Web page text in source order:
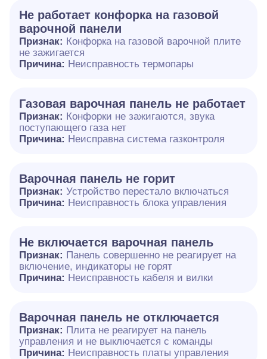
Не работает конфорка на газовой
варочной панели
Признак: Конфорка на газовой варочной плите
не зажигается
Причина: Неисправность термопары
Газовая варочная панель не работает
Признак: Конфорки не зажигаются, звука
поступающего газа нет
Причина: Неисправна система газконтроля
Варочная панель не горит
Признак: Устройство перестало включаться
Причина: Неисправность блока управления
Не включается варочная панель
Признак: Панель совершенно не реагирует на
включение, индикаторы не горят
Причина: Неисправность кабеля и вилки
Варочная панель не отключается
Признак: Плита не реагирует на панель
управления и не выключается с команды
Причина: Неисправность платы управления